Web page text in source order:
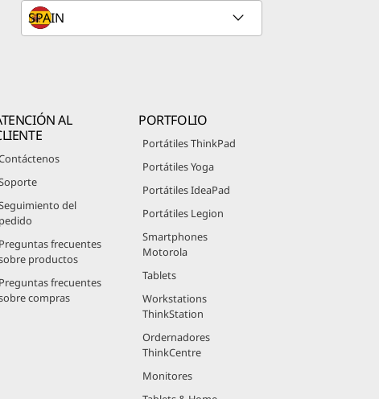
AL
del
pedido
Preguntas frecuentes
productos
Preguntas frecuentes
compras
PORTFOLIO
Portátiles ThinkPad
Portátiles Yoga
Portátiles IdeaPad
Portátiles Legion
Smartphones
Motorola
Tablets
Workstations
ThinkStation
Ordernadores
ThinkCentre
Monitores